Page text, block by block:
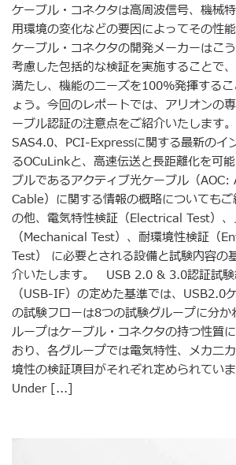
ケーブル・コネクタは高周波信号、機械
用環境の変化などの要因によってその性
ケーブル・コネクタの開発メーカーはこ
考慮した包括的な検証を実施することで
満たし、機能のニーズを100%発揮する
ょう。今回のレポートでは、アリオンの
ーブル認証の注意点をご紹介いたします
SAS4.0、PCI-Expressに関する最新のイ
るOCuLinkと、高速伝送と長距離化を可
ブルであるアクティブ光ケーブル（
Cable）に関する情報の概略についても
の他、電気特性検証（Electrical Test）
（Mechanical Test）、耐環境性検証（
Test） に必要とされる設備と試験内容の
介いたします。 USB 2.0 & 3.0認証試験
（USB-IF）の定めた基準では、USB2.0
の試験フローは8つの試験グループに分
ループはケーブル・コネクタの持つ性質
おり、各グループでは電気特性、メカニ
境性の検証項目がそれぞれ定められてい
Under [...]